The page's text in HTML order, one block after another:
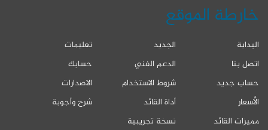
خارطة الموقع
البداية الجديد
تعليمات
اتصل بنا
الدعم الفني
حسابك
حساب جديد
شروط الاستخدام
الاصدارات
الأسعار
أداة القائد
شرح وأجوبة
مميزات القائد
نسخة تجريبية